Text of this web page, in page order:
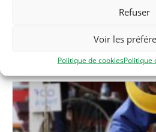
Refuser
Voir les
Politique de cookiesPolitique
Related Évènements